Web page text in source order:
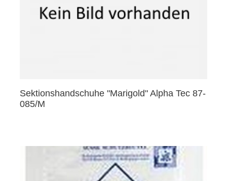
Sektionshandschuhe "Marigold" Alpha Tec 87-
085/M